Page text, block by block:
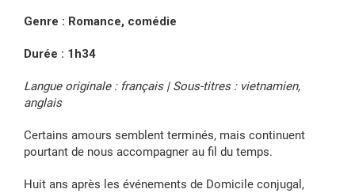
Genre : Romance, comédie
Durée : 1h34
Langue originale : français | Sous-titres : vietnamien,
anglais
Certains amours semblent terminés, mais continuent
pourtant de nous accompagner au fil du temps.
Huit ans après les événements de Domicile conjugal,